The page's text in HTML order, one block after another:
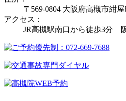
〒569-0804 大阪府高槻市紺
アクセス：
JR高槻駅南口から徒歩3分